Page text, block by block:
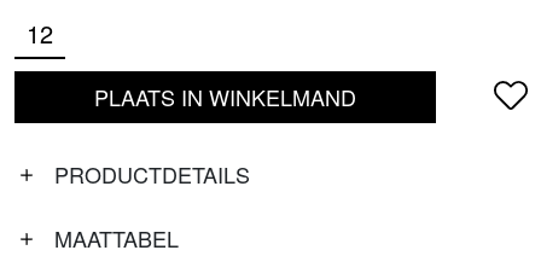
12
PLAATS IN WINKELMAND
PRODUCTDETAILS
MAATTABEL